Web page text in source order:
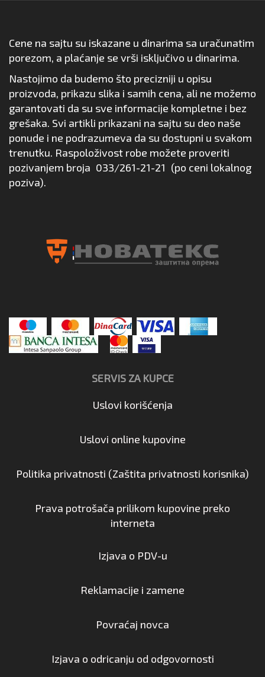
Cene na sajtu su iskazane u dinarima sa uračunatim
porezom, a plaćanje se vrši isključivo u dinarima.
Nastojimo da budemo što precizniji u opisu
proizvoda, prikazu slika i samih cena, ali ne možemo
garantovati da su sve informacije kompletne i bez
grešaka. Svi artikli prikazani na sajtu su deo naše
ponude i ne podrazumeva da su dostupni u svakom
trenutku. Raspoloživost robe možete proveriti
pozivanjem broja 033/261-21-21 (po ceni lokalnog
poziva).
SERVIS ZA KUPCE
Uslovi korišćenja
Uslovi online kupovine
Politika privatnosti (Zaštita privatnosti korisnika)
Prava potrošača prilikom kupovine preko
interneta
Izjava o PDV-u
Reklamacije i zamene
Povraćaj novca
Izjava o odricanju od odgovornosti